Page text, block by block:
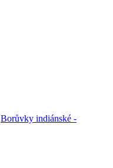
Borůvky indiánské -